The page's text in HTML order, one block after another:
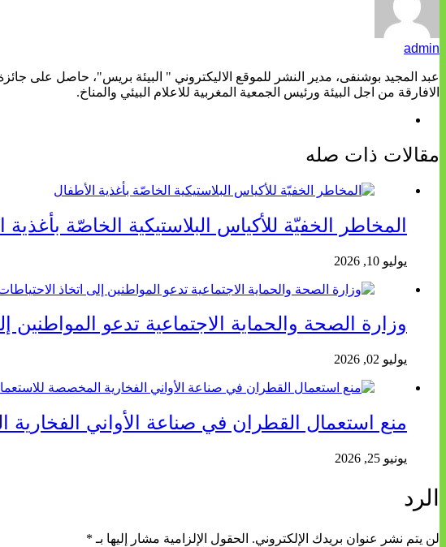
admin
عبد المجيد بوشنفى، مدير النشر للموقع الاليكتروني " البيئة بريس"، حاصل على
الافارقة من اجل البيئة ورئيس الجمعية المغربية للاعلام البيئي والمناخ.
مقالات ذات صله
المخاطر الخفيّة للأكياس البلاستيكية الخاصّة بأغذية
يوليو 10, 2026
وزارة الصحة والحماية الاجتماعية تدعو المواطنين
يوليو 02, 2026
منع استعمال القطران في صناعة الأواني الفخارية
يونيو 25, 2026
الرد
لن يتم نشر عنوان بريدك الإلكتروني. الحقول الإلزامية مشار إليها بـ *